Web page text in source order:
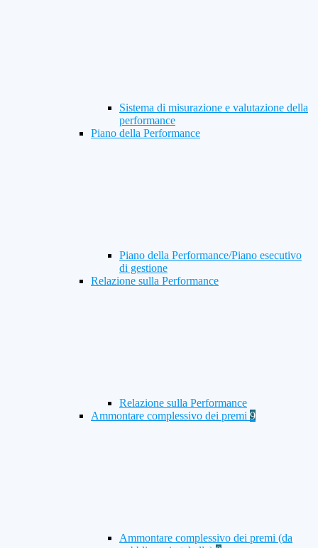
Sistema di misurazione e valutazione della
performance
Piano della Performance
Piano della Performance/Piano esecutivo
di gestione
Relazione sulla Performance
Relazione sulla Performance
Ammontare complessivo dei premi 9
Ammontare complessivo dei premi (da